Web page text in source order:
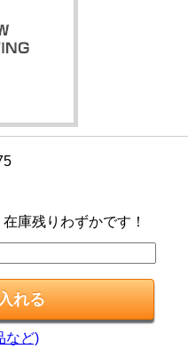
庫残りわずかです！
など)